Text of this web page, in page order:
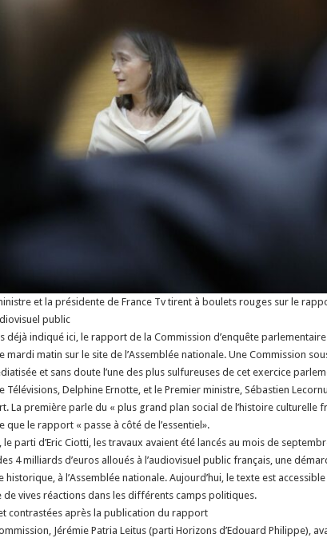
et la présidente de France Tv tirent à boulets rouges sur le
public
déjà indiqué ici, le rapport de la Commission d’enquête parlementaire
mardi matin sur le site de l’Assemblée nationale. Une Commission
et sans doute l’une des plus sulfureuses de cet exercice
Télévisions, Delphine Ernotte, et le Premier ministre, Sébastien
La première parle du « plus grand plan social de l’histoire culturelle
que le rapport « passe à côté de l’essentiel».
le parti d’Eric Ciotti, les travaux avaient été lancés au mois de
4 milliards d’euros alloués à l’audiovisuel public français, une
à l’Assemblée nationale. Aujourd’hui, le texte est
de vives réactions dans les différents camps politiques.
contrastées après la publication du rapport
Jérémie Patria Leitus (parti Horizons d’Edouard Philippe),